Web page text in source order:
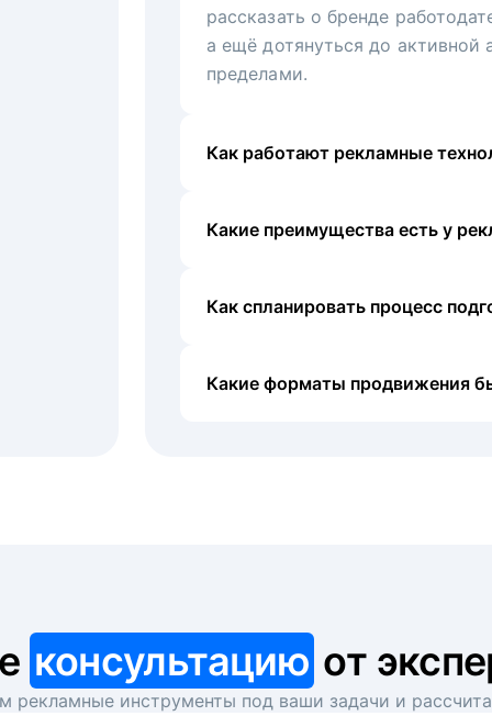
рассказать о бренде
а ещё дотянуться до активной
пределами.
Как работают рекламные
Какие преимущества есть у
Как спланировать процесс
Какие форматы продвижения
консультацию от
инструменты под ваши задачи и